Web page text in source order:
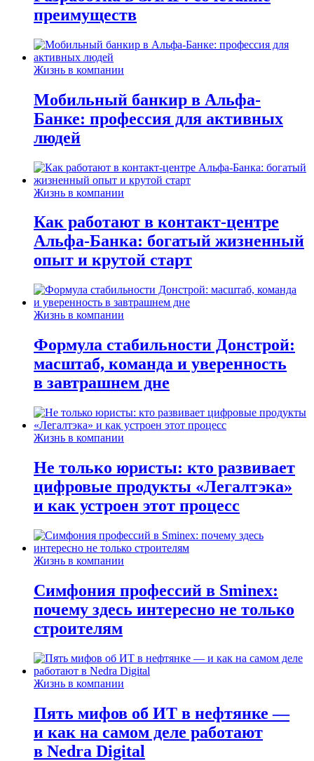
преимуществ
Жизнь в компании
Мобильный банкир в Альфа-
Банке: профессия для активных
людей
Жизнь в компании
Как работают в контакт-центре
Альфа-Банка: богатый жизненный
опыт и крутой старт
Жизнь в компании
Формула стабильности Донстрой:
масштаб, команда и уверенность
в завтрашнем дне
Жизнь в компании
Не только юристы: кто развивает
цифровые продукты «Легалтэка»
и как устроен этот процесс
Жизнь в компании
Симфония профессий в Sminex:
почему здесь интересно не только
строителям
Жизнь в компании
Пять мифов об ИТ в нефтянке —
и как на самом деле работают
в Nedra Digital